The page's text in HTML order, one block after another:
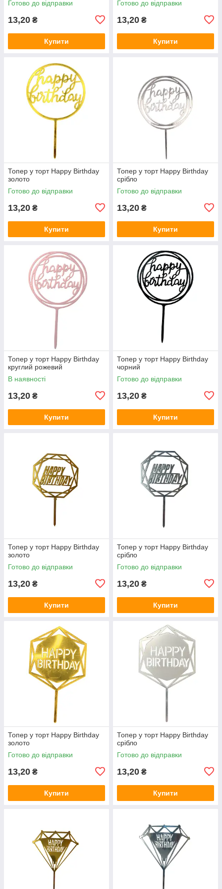
Готово до відправки
13,20 ₴
Купити
Готово до відправки
13,20 ₴
Купити
Топер у торт Happy Birthday
золото
Готово до відправки
13,20 ₴
Купити
Топер у торт Happy Birthday
срібло
Готово до відправки
13,20 ₴
Купити
Топер у торт Happy Birthday
круглий рожевий
В наявності
13,20 ₴
Купити
Топер у торт Happy Birthday
чорний
Готово до відправки
13,20 ₴
Купити
Топер у торт Happy Birthday
золото
Готово до відправки
13,20 ₴
Купити
Топер у торт Happy Birthday
срібло
Готово до відправки
13,20 ₴
Купити
Топер у торт Happy Birthday
золото
Готово до відправки
13,20 ₴
Купити
Топер у торт Happy Birthday
срібло
Готово до відправки
13,20 ₴
Купити